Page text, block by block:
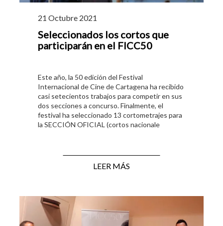
21 Octubre 2021
Seleccionados los cortos que
participarán en el FICC50
Este año, la 50 edición del Festival
Internacional de Cine de Cartagena ha recibido
casi setecientos trabajos para competir en sus
dos secciones a concurso. Finalmente, el
festival ha seleccionado 13 cortometrajes para
la SECCIÓN OFICIAL (cortos nacionale
LEER MÁS